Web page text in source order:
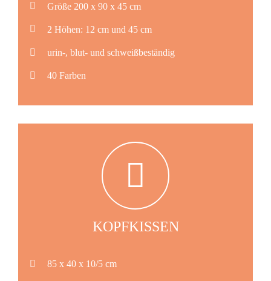
Größe 200 x 90 x 45 cm
2 Höhen: 12 cm und 45 cm
urin-, blut- und schweißbeständig
40 Farben
KOPFKISSEN
85 x 40 x 10/5 cm